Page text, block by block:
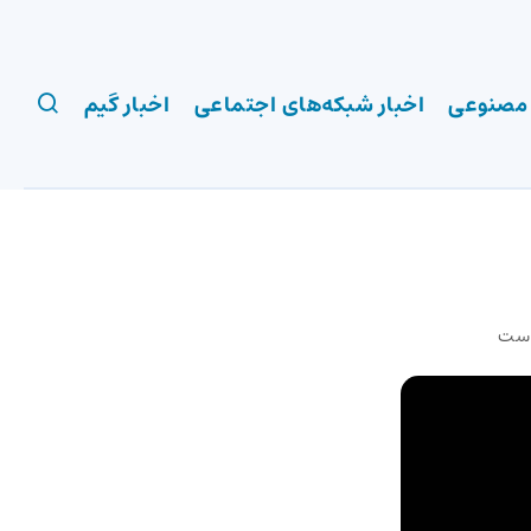
اخبار شبکه‌های اجتماعی اخبار گیم